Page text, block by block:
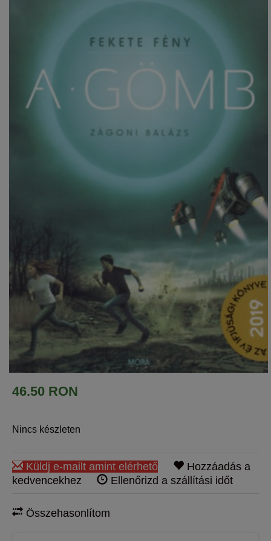
46.50 RON
Nincs készleten
Küldj e-mailt amint elérhető
Hozzáadás a
kedvencekhez
Ellenőrizd a szállítási időt
Összehasonlítom